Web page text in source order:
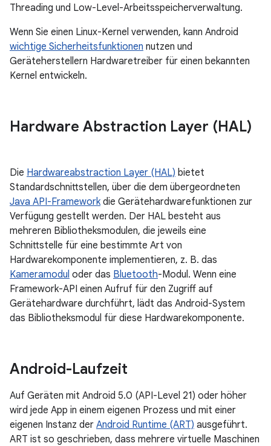
Threading und Low-Level-Arbeitsspeicherverwaltung.
Wenn Sie einen Linux-Kernel verwenden, kann Android
wichtige Sicherheitsfunktionen nutzen und
Geräteherstellern Hardwaretreiber für einen bekannten
Kernel entwickeln.
Hardware Abstraction Layer (HAL)
Die Hardwareabstraction Layer (HAL) bietet
Standardschnittstellen, über die dem übergeordneten
Java API-Frameworkdie Gerätehardwarefunktionen zur
Verfügung gestellt werden. Der HAL besteht aus
mehreren Bibliotheksmodulen, die jeweils eine
Schnittstelle für eine bestimmte Art von
Hardwarekomponente implementieren, z. B. das
Kameramodul oder das Bluetooth-Modul. Wenn eine
Framework-API einen Aufruf für den Zugriff auf
Gerätehardware durchführt, lädt das Android-System
das Bibliotheksmodul für diese Hardwarekomponente.
Android-Laufzeit
Auf Geräten mit Android 5.0 (API-Level 21) oder höher
wird jede App in einem eigenen Prozess und mit einer
eigenen Instanz der Android Runtime (ART) ausgeführt.
ART ist so geschrieben, dass mehrere virtuelle Maschinen